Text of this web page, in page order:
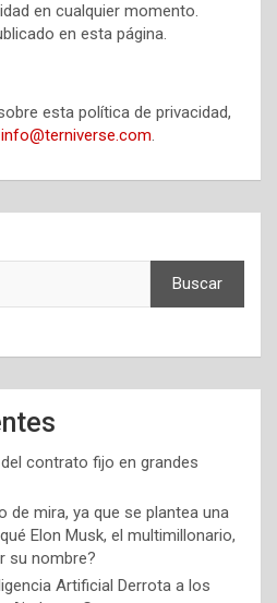
en cualquier momento.
en esta página.
esta política de privacidad,
info@terniverse.com.
Buscar
contrato fijo en grandes
de mira, ya que se plantea una
Elon Musk, el multimillonario,
su nombre?
Artificial Derrota a los